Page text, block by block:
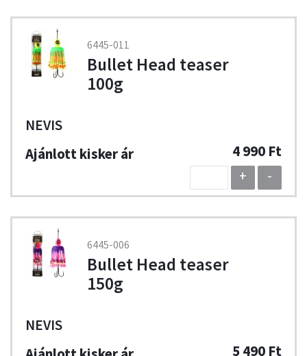
6445-011
Bullet Head teaser
100g
NEVIS
4 990 Ft
+
-
6445-006
Bullet Head teaser
150g
NEVIS
5 490 Ft